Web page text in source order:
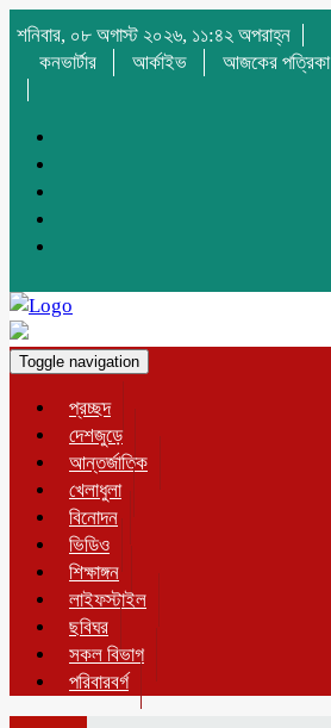
শনিবার, ০৮ অগাস্ট ২০২৬, ১১:৪২ অপরাহ্ন
কনভার্টার
আর্কাইভ আজকের পত্রিকা
Toggle navigation
প্রচ্ছদ
দেশজুড়ে
আন্তর্জাতিক
খেলাধুলা
বিনোদন
ভিডিও
শিক্ষাঙ্গন
লাইফস্টাইল
ছবিঘর
সকল বিভাগ
পরিবারবর্গ